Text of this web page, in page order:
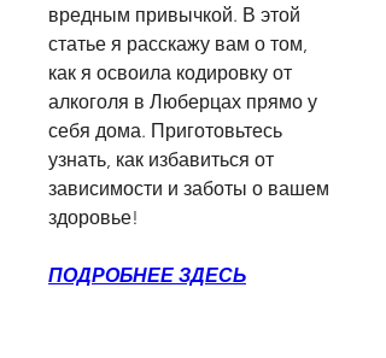
вредным привычкой. В этой
статье я расскажу вам о том,
как я освоила кодировку от
алкоголя в Люберцах прямо у
себя дома. Приготовьтесь
узнать, как избавиться от
зависимости и заботы о вашем
здоровье!
ПОДРОБНЕЕ ЗДЕСЬ